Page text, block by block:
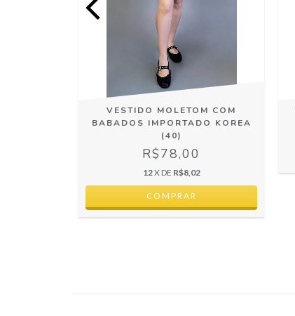
VESTIDO MOLETOM COM
BABADOS IMPORTADO KOREA
(40)
R$78,00
12X DE R$8,02